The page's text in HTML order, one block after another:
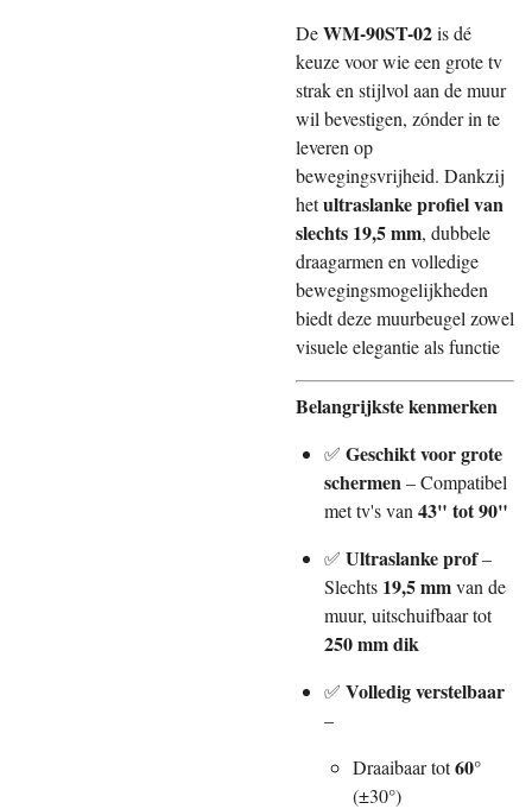
DeWM-90ST-02is dé
keuze voor wie een grote tv
strak en stijlvol aan de muur
wil bevestigen, zónder in te
leveren op
bewegingsvrijheid. Dankzij
hetultraslanke profiel van
slechts 19,5 mm, dubbele
draagarmen en volledige
bewegingsmogelijkheden
biedt deze muurbeugel zowel
visuele elegantie als functie
Belangrijkste kenmerken
✅ Geschikt voor grote
schermen– Compatibel
met tv's van 43" tot 90"
✅ Ultraslanke prof–
Slechts 19,5 mmvan de
muur, uitschuifbaar tot
250 mm dik
✅ Volledig verstelbaar
–
Draaibaar tot60°
(±30°)